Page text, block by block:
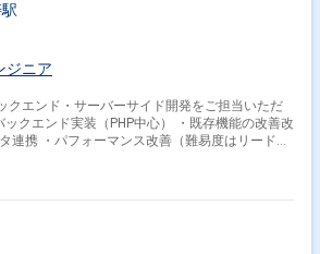
ジニア
クエンド・サーバーサイド開発をご担当いただ
ックエンド実装（PHP中心） ・既存機能の改善改
連携 ・パフォーマンス改善（難易度はリード層